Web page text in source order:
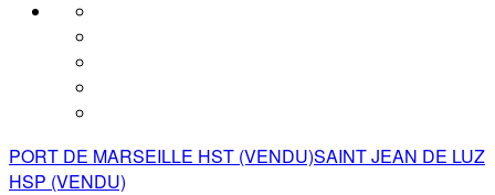
PORT DE MARSEILLE HST (VENDU)SAINT JEAN DE LUZ
HSP (VENDU)